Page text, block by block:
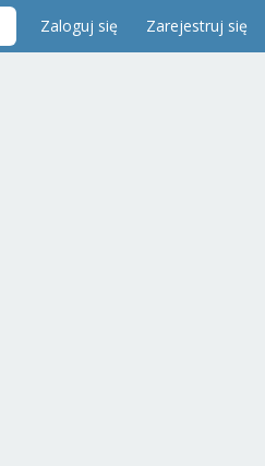
Zaloguj się Zarejestruj się